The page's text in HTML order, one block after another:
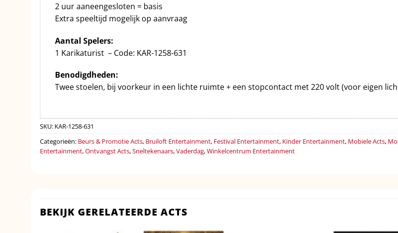
2 uur aaneengesloten = basis
Extra speeltijd mogelijk op aanvraag
Aantal Spelers:
1 Karikaturist – Code: KAR-1258-631
Benodigdheden:
Twee stoelen, bij voorkeur in een lichte ruimte + een stopcontact met 220 volt (voor eigen
SKU: KAR-1258-631
Categorieën: Beurs & Promotie Acts, Bruiloft Entertainment, Festival Entertainment, Kinder Entertainment, Mobiele Acts,
Entertainment,Ontvangst Acts,Sneltekenaars,Vaderdag,Winkelcentrum Entertainment
BEKIJK GERELATEERDE ACTS